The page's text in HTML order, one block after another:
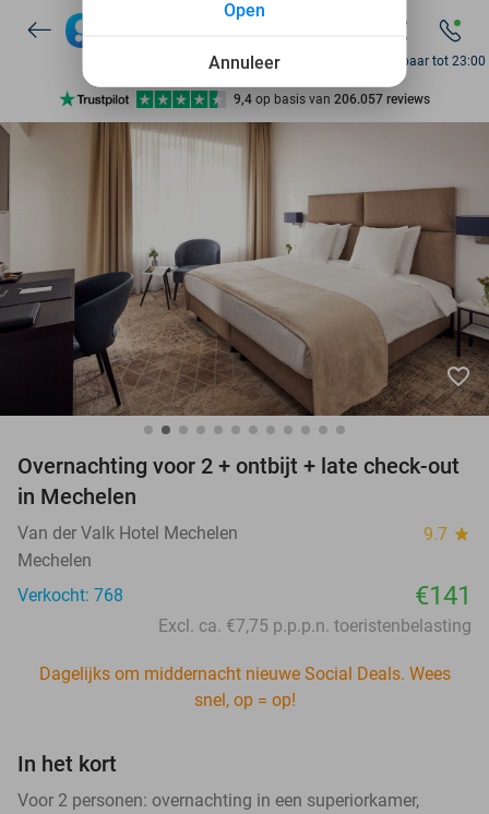
7 dagen per week beschikbaar
10+ miljoen leden
9,4 op basis van 206.057 reviews
Ontdek 15.000+ deals
10+ miljoen leden
Bereikbaar tot 23:00
favorite_border
Overnachting voor 2 + ontbijt + late check-out
in Mechelen
Van der Valk Hotel Mechelen 9.7 star
Mechelen
Verkocht: 768
€141
Excl. ca. €7,75 p.p.p.n. toeristenbelasting
Dagelijks om middernacht nieuwe Social Deals. Wees
snel, op = op!
In het kort
Voor 2 personen: overnachting in een superiorkamer,
Annuleer
Open